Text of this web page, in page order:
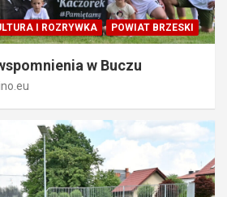
I ROZRYWKA POWIAT BRZESKI
w Buczu